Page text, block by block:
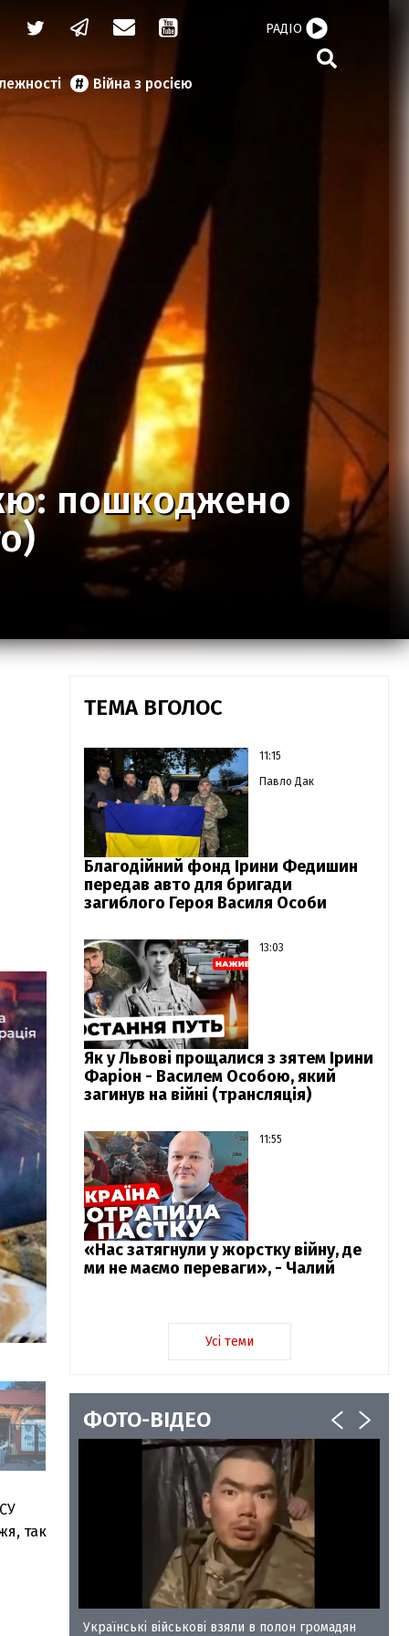
Війна з росією
РАДІО
пошкоджено
так
ТЕМА ВГОЛОС
11:15
Павло Дак
Благодійний фонд Ірини Федишин
передав авто для бригади
загиблого Героя Василя Особи
13:03
Як у Львові прощалися з зятем Ірини
Фаріон - Василем Особою, який
загинув на війні (трансляція)
11:55
«Нас затягнули у жорстку війну, де
ми не маємо переваги», - Чалий
Усі теми
ФОТО-ВІДЕО
35
Українські військові взяли в полон громадян